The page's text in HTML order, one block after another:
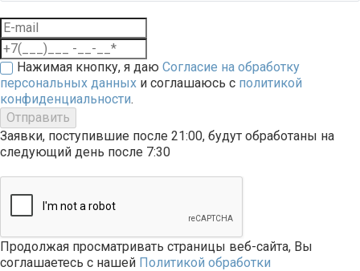
Нажимая кнопку, я даю Согласие на обработку
персональных данных и соглашаюсь с политикой
конфиденциальности.
Отправить
Заявки, поступившие после 21:00, будут обработаны на
следующий день после 7:30
Продолжая просматривать страницы веб-сайта, Вы
соглашаетесь с нашей Политикой обработки